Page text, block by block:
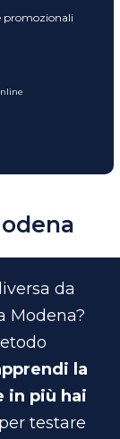
promozionali
da
Modena?
la
in più hai
per testare